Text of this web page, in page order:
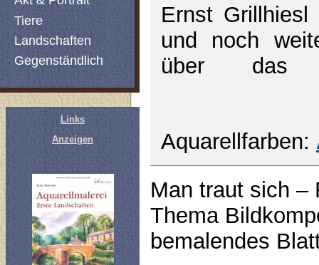
Tiere
Landschaften
Gegenständlich
Links
Anzeigen
Ernst
und noch
über das
Aquarellfarben:
Man traut sich –
Thema
bemalendes